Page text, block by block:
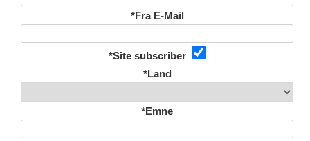
*Fra E-Mail
*Site subscriber
*Land
*Emne